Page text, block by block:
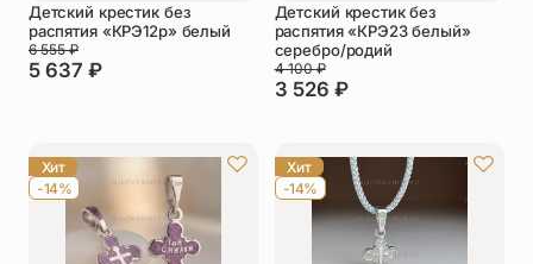
Детский крестик без
распятия «КРЭ12р» белый
5 637 ₽
6 555₽
Детский крестик без
распятия «КРЭ23 белый»
серебро/родий
3 526 ₽
4 100₽
Хит
-14%
Хит
-14%